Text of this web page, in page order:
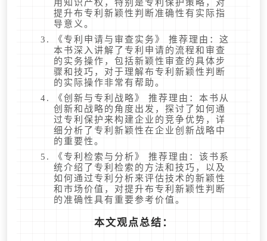
用知识产权，特别是专利保护策略，对
提升布专利新颖性判断准确性有实际指
导意义。
《专利申请与审查实务》 推荐理由：这
本书深入讲解了专利申请的流程和审查
的实务操作，包括新颖性审查的具体步
骤和技巧，对于理解布专利新颖性判断
的实际操作非常有帮助。
《创新与专利战略》 推荐理由：本书从
创新和战略的角度出发，探讨了如何通
过专利保护来构建企业的竞争优势，详
细分析了专利新颖性在企业创新战略中
的重要性。
《专利检索与分析》 推荐理由：该书系
统介绍了专利检索的方法和技巧，以及
如何通过专利分析来评估技术的新颖性
和市场价值，对提升布专利新颖性判断
的准确性具有重要参考价值。
本文观点总结：